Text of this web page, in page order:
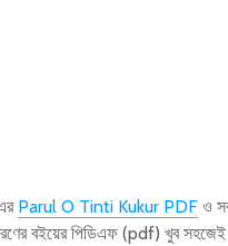
Parul O Tinti Kukur PDF ও
বইয়ের পিডিএফ (pdf) খুব